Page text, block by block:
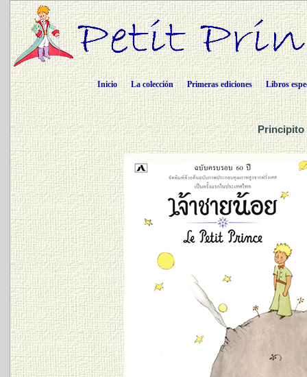
Inicio La colección Primeras ediciones Libros
Principito